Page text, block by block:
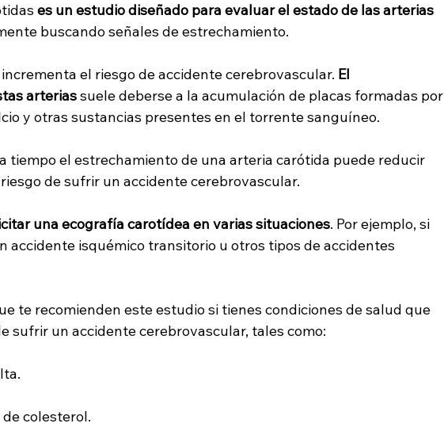
es un estudio diseñado para evaluar el estado de las arterias
buscando señales de estrechamiento.
el riesgo de accidente cerebrovascular. El
arterias suele deberse a la acumulación de placas formadas por
y otras sustancias presentes en el torrente sanguíneo.
tiempo el estrechamiento de una arteria carótida puede reducir
de sufrir un accidente cerebrovascular.
una ecografía carotídea en varias situaciones. Por ejemplo, si
accidente isquémico transitorio u otros tipos de accidentes
te recomienden este estudio si tienes condiciones de salud que
sufrir un accidente cerebrovascular, tales como:
colesterol.